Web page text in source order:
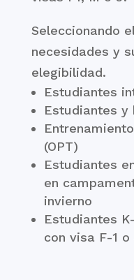
Seleccionando
necesidades y
elegibilidad.
Estudiantes
Estudiantes y
(OPT)
Estudiantes
en
invierno
Estudiantes
con visa F-1 o